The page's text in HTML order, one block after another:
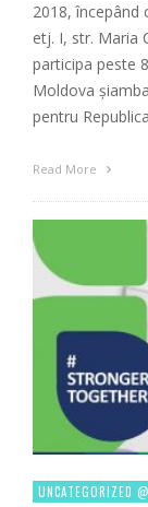
2018, începând
etj. I, str. Maria
participa peste
Moldova
pentru
Read More
UNCATEGORIZED